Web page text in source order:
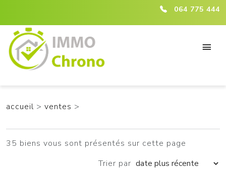
064 775 444
accueil > ventes >
35 biens vous sont présentés sur cette page
Trier par